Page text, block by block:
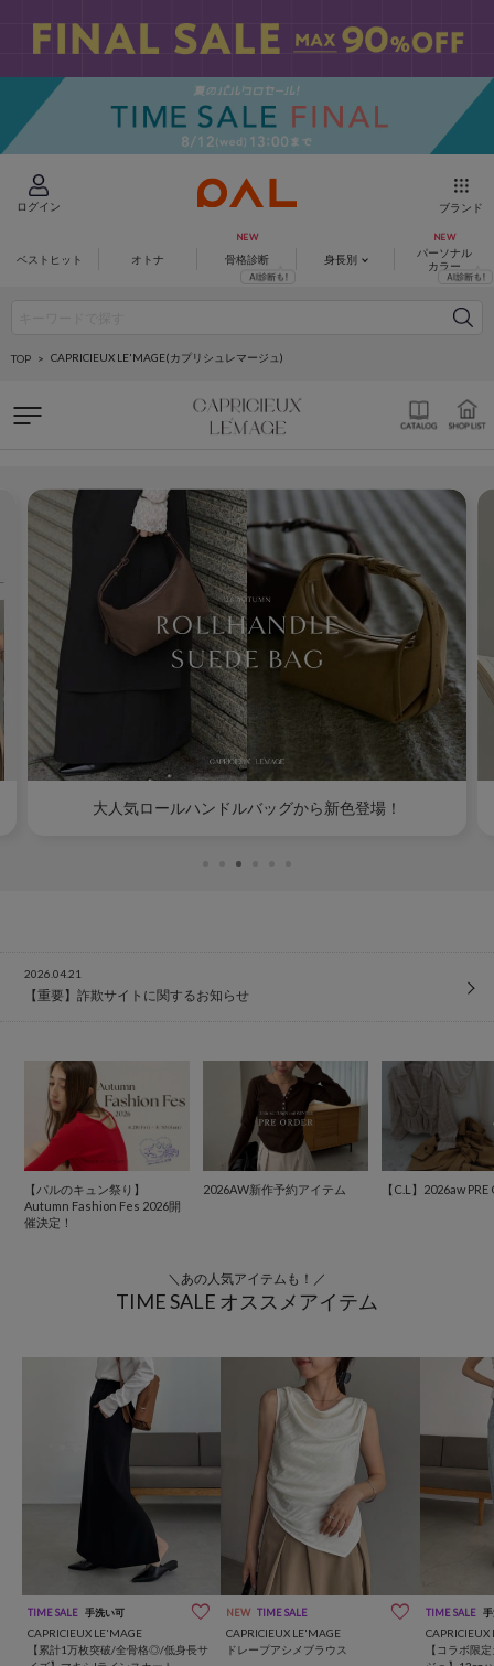
ログイン ブランド
ベストヒット オトナ 骨格診断 身長別
パーソナル
カラー
TOP CAPRICIEUX LE'MAGE(カプリシュレマージュ)
2026.04.21
【重要】詐欺サイトに関するお知らせ
【パルのキュン祭り】
Autumn Fashion Fes 2026開
催決定！
2026AW新作予約アイテム 【C.L】2026aw PRE
＼あの人気アイテムも！／
TIME SALE オススメアイテム
TIME SALE 手洗い可
CAPRICIEUX LE'MAGE
【累計1万枚突破/全骨格◎/低身長サ
NEW TIME SALE
CAPRICIEUX LE'MAGE
ドレープアシメブラウス
TIME SALE
CAPRICIEUX
【コラボ限